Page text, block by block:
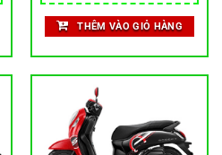
THÊM VÀO GIỎ HÀNG